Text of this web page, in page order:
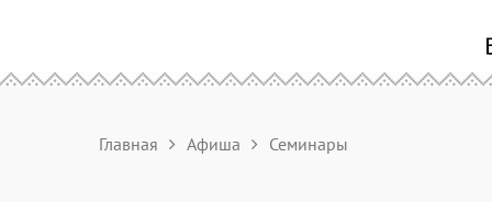
Главная Афиша Семинары